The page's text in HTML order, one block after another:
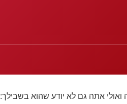
אתה גם לא יודע שהוא בשבילך: